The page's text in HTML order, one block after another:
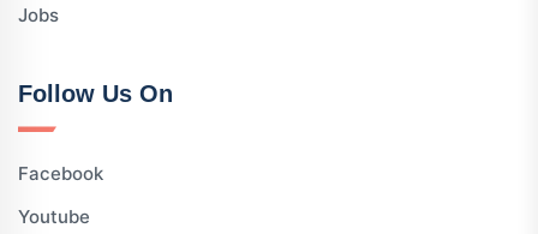
Jobs
Follow Us On
Facebook
Youtube